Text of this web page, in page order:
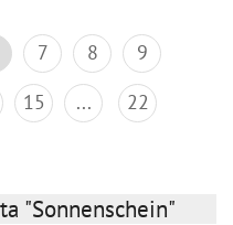
7 8
9
15 ... 22
"Sonnenschein"